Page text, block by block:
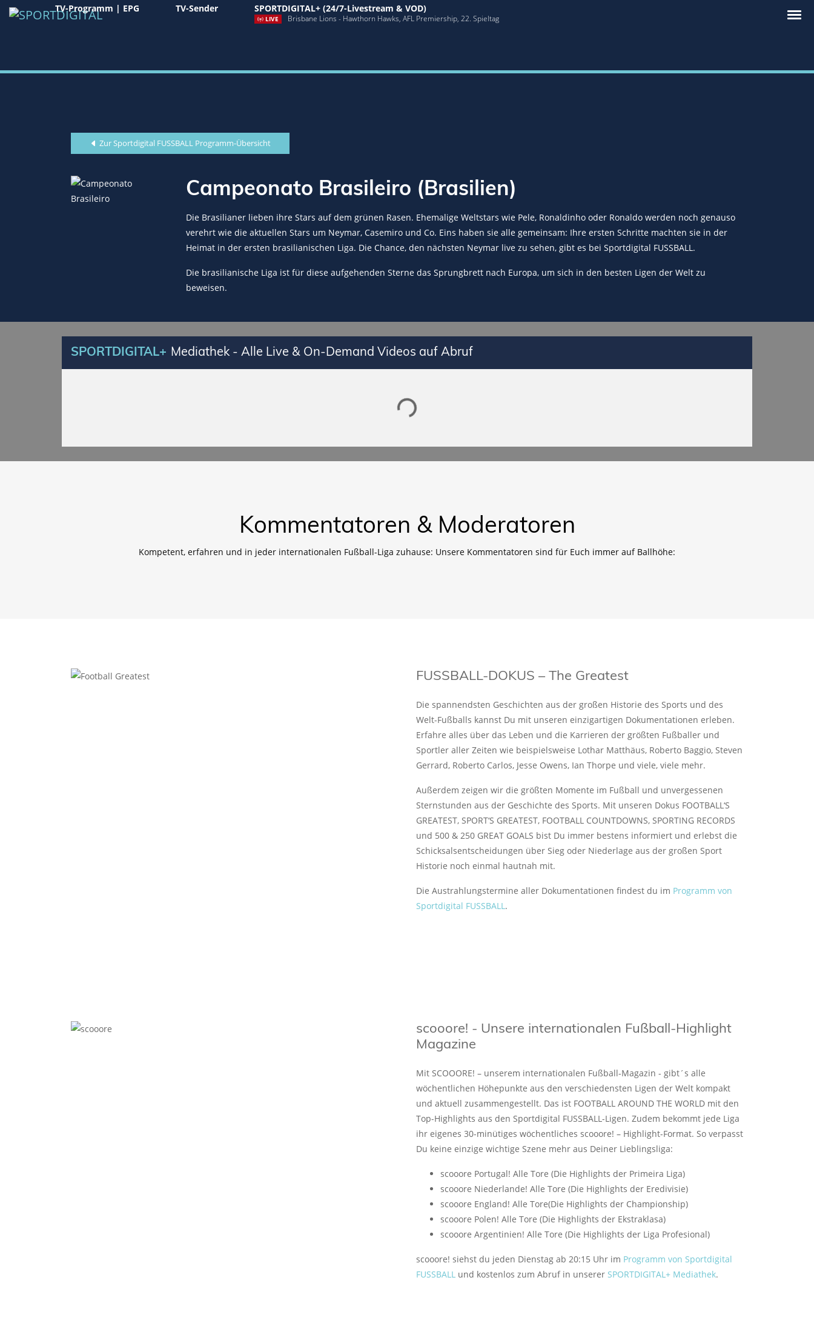
TV-Programm | EPG TV-Sender SPORTDIGITAL+ (24/7-Livestream & VOD)
LIVE Brisbane Lions - Hawthorn Hawks, AFL Premiership, 22. Spieltag
Zur Sportdigital FUSSBALL Programm-Übersicht
Campeonato Brasileiro (Brasilien)
Die Brasilianer lieben ihre Stars auf dem grünen Rasen. Ehemalige Weltstars wie Pele, Ronaldinho oder Ronaldo werden noch genauso
verehrt wie die aktuellen Stars um Neymar, Casemiro und Co. Eins haben sie alle gemeinsam: Ihre ersten Schritte machten sie in der
Heimat in der ersten brasilianischen Liga. Die Chance, den nächsten Neymar live zu sehen, gibt es bei Sportdigital FUSSBALL.
Die brasilianische Liga ist für diese aufgehenden Sterne das Sprungbrett nach Europa, um sich in den besten Ligen der Welt zu
beweisen.
SPORTDIGITAL+ Mediathek - Alle Live & On-Demand Videos auf Abruf
Lade SPORTDIGITAL+ Mediathek
Kommentatoren & Moderatoren
Kompetent, erfahren und in jeder internationalen Fußball-Liga zuhause: Unsere Kommentatoren sind für Euch immer auf Ballhöhe:
FUSSBALL-DOKUS – The Greatest
Die spannendsten Geschichten aus der großen Historie des Sports und des
Welt-Fußballs kannst Du mit unseren einzigartigen Dokumentationen erleben.
Erfahre alles über das Leben und die Karrieren der größten Fußballer und
Sportler aller Zeiten wie beispielsweise Lothar Matthäus, Roberto Baggio, Steven
Gerrard, Roberto Carlos, Jesse Owens, Ian Thorpe und viele, viele mehr.
Außerdem zeigen wir die größten Momente im Fußball und unvergessenen
Sternstunden aus der Geschichte des Sports. Mit unseren Dokus FOOTBALL‘S
GREATEST, SPORT‘S GREATEST, FOOTBALL COUNTDOWNS, SPORTING RECORDS
und 500 & 250 GREAT GOALS bist Du immer bestens informiert und erlebst die
Schicksalsentscheidungen über Sieg oder Niederlage aus der großen Sport
Historie noch einmal hautnah mit.
Die Austrahlungstermine aller Dokumentationen findest du im Programm von
Sportdigital FUSSBALL.
scooore! - Unsere internationalen Fußball-Highlight
Magazine
Mit SCOOORE! – unserem internationalen Fußball-Magazin - gibt´s alle
wöchentlichen Höhepunkte aus den verschiedensten Ligen der Welt kompakt
und aktuell zusammengestellt. Das ist FOOTBALL AROUND THE WORLD mit den
Top-Highlights aus den Sportdigital FUSSBALL-Ligen. Zudem bekommt jede Liga
ihr eigenes 30-minütiges wöchentliches scooore! – Highlight-Format. So verpasst
Du keine einzige wichtige Szene mehr aus Deiner Lieblingsliga:
scooore Portugal! Alle Tore (Die Highlights der Primeira Liga)
scooore Niederlande! Alle Tore (Die Highlights der Eredivisie)
scooore England! Alle Tore(Die Highlights der Championship)
scooore Polen! Alle Tore (Die Highlights der Ekstraklasa)
scooore Argentinien! Alle Tore (Die Highlights der Liga Profesional)
scooore! siehst du jeden Dienstag ab 20:15 Uhr im Programm von Sportdigital
FUSSBALL und kostenlos zum Abruf in unserer SPORTDIGITAL+ Mediathek.